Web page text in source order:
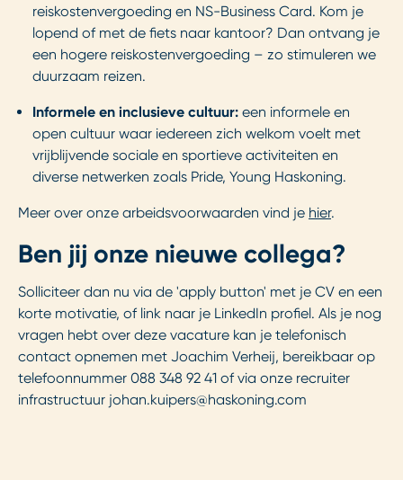
reiskostenvergoeding en NS-Business Card. Kom je
lopend of met de fiets naar kantoor? Dan ontvang je
een hogere reiskostenvergoeding – zo stimuleren we
duurzaam reizen.
Informele en inclusieve cultuur: een informele en
open cultuur waar iedereen zich welkom voelt met
vrijblijvende sociale en sportieve activiteiten en
diverse netwerken zoals Pride, Young Haskoning.
Meer over onze arbeidsvoorwaarden vind je hier.
Ben jij onze nieuwe collega?
Solliciteer dan nu via de 'apply button' met je CV en een
korte motivatie, of link naar je LinkedIn profiel. Als je nog
vragen hebt over deze vacature kan je telefonisch
contact opnemen met Joachim Verheij, bereikbaar op
telefoonnummer 088 348 92 41 of via onze recruiter
infrastructuur johan.kuipers@haskoning.com